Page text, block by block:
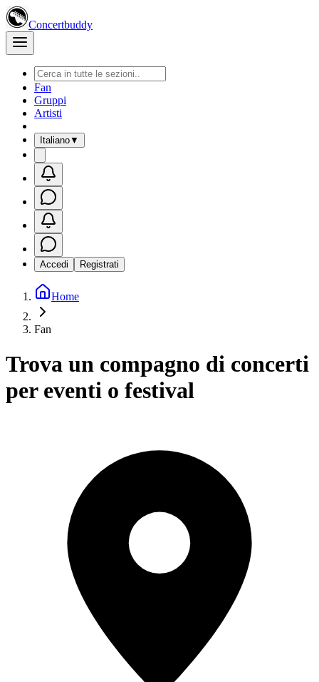
Concertbuddy
Fan
Gruppi
Artisti
Italiano▼
Accedi Registrati
Home
Fan
Trova un compagno di concerti
per eventi o festival